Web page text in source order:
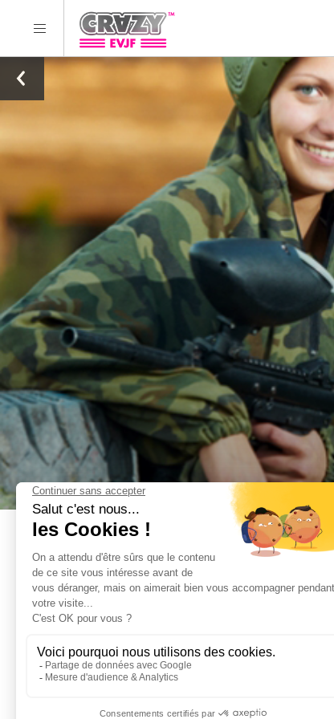
Paintball Outdoor à
Transformez-vous en véritables Lara Croft !
A quelques dizaines de minutes seulement
Options additionnelles